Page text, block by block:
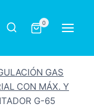
0
GAS
CON MÁX. Y
G-65